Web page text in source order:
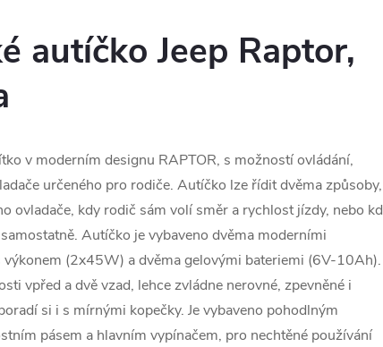
autíčko Jeep Raptor,
v moderním designu RAPTOR, s možností ovládání,
určeného pro rodiče. Autíčko lze řídit dvěma způsoby,
ovladače, kdy rodič sám volí směr a rychlost jízdy, nebo
Autíčko je vybaveno dvěma moderními
(2x45W) a dvěma gelovými bateriemi (6V-10Ah).
vpřed a dvě vzad, lehce zvládne nerovné, zpevněné i
si i s mírnými kopečky. Je vybaveno pohodlným
pásem a hlavním vypínačem, pro nechtěné používání